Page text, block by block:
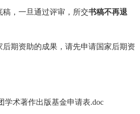
稿，一旦通过评审，所交书稿不再退
后期资助的成果，请先申请国家后期资
学术著作出版基金申请表.doc